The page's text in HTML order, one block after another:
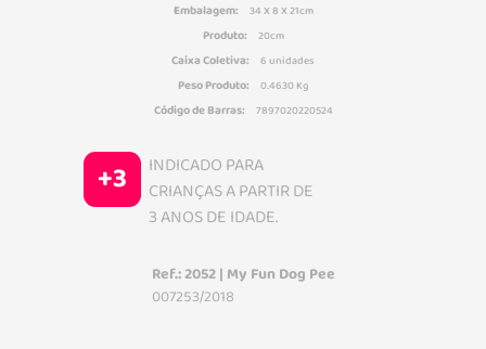
Embalagem: 34 X 8 X 21cm
Produto: 20cm
Caixa Coletiva: 6 unidades
Peso Produto: 0.4630 Kg
Código de Barras: 7897020220524
+3
INDICADO PARA
CRIANÇAS A PARTIR DE
3 ANOS DE IDADE.
Ref.: 2052 | My Fun Dog Pee
007253/2018